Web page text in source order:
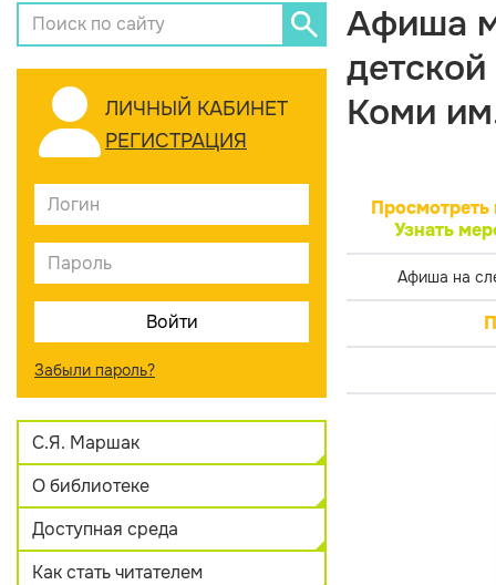
ЛИЧНЫЙ КАБИНЕТ
РЕГИСТРАЦИЯ
Забыли пароль?
С.Я. Маршак
О библиотеке
Доступная среда
Как стать читателем
Афиша
Коми
Просмотреть
Узнать
Афиша на